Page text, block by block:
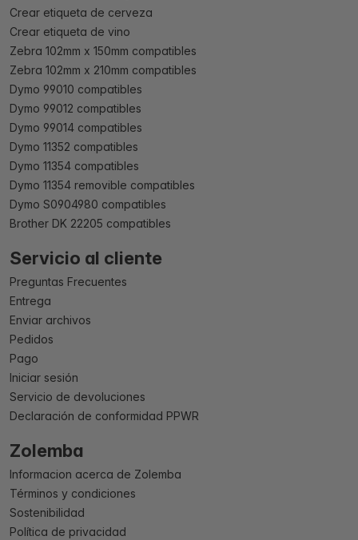
Crear etiqueta de cerveza
Crear etiqueta de vino
Zebra 102mm x 150mm compatibles
Zebra 102mm x 210mm compatibles
Dymo 99010 compatibles
Dymo 99012 compatibles
Dymo 99014 compatibles
Dymo 11352 compatibles
Dymo 11354 compatibles
Dymo 11354 removible compatibles
Dymo S0904980 compatibles
Brother DK 22205 compatibles
Servicio al cliente
Preguntas Frecuentes
Entrega
Enviar archivos
Pedidos
Pago
Iniciar sesión
Servicio de devoluciones
Declaración de conformidad PPWR
Zolemba
Informacion acerca de Zolemba
Términos y condiciones
Sostenibilidad
Política de privacidad